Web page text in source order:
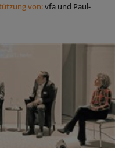
von:vfa und Paul-